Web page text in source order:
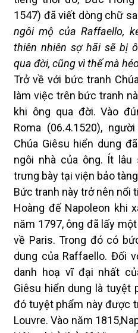
1547) đã viết dòng chữ
ngôi mộ của Raffaello,
thiên nhiên sợ hãi sẽ bị
qua đời, cũng vì thế mà
Trở về với bức tranh
làm việc trên bức tranh
khi ông qua đời. Vào
Roma (06.4.1520),
Chúa Giêsu hiển dung
ngôi nhà của ông. Ít
trưng bày tại viện bảo
Bức tranh này trở nên nổi
Hoàng đế Napoleon khi
năm 1797, ông đã lấy
về Paris. Trong đó có
dung của Raffaello. Đối
danh hoạ vĩ đại nhất
Giêsu hiển dung là tuyệt
đó tuyệt phẩm này được
Louvre. Vào năm